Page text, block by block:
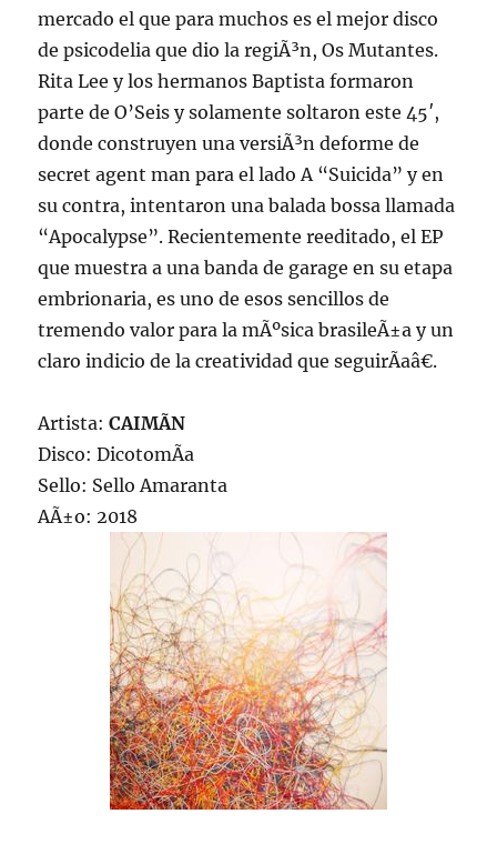
mercado el que para muchos es el mejor disco
de psicodelia que dio la regiÃ³n, Os Mutantes.
Rita Lee y los hermanos Baptista formaron
parte de O’Seis y solamente soltaron este 45′,
donde construyen una versiÃ³n deforme de
secret agent man para el lado A “Suicida” y en
su contra, intentaron una balada bossa llamada
“Apocalypse”. Recientemente reeditado, el EP
que muestra a una banda de garage en su etapa
embrionaria, es uno de esos sencillos de
tremendo valor para la mÃºsica brasileÃ±a y un
claro indicio de la creatividad que seguirÃ­aâ€.
Artista:CAIMÃN
Disco: DicotomÃ­a
Sello: Sello Amaranta
AÃ±o: 2018